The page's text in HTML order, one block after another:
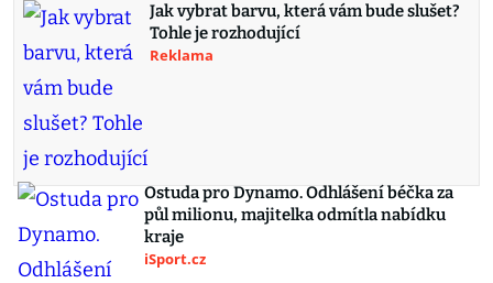
Jak vybrat barvu, která vám bude slušet?
Tohle je rozhodující
Reklama
Ostuda pro Dynamo. Odhlášení béčka za
půl milionu, majitelka odmítla nabídku
kraje
iSport.cz